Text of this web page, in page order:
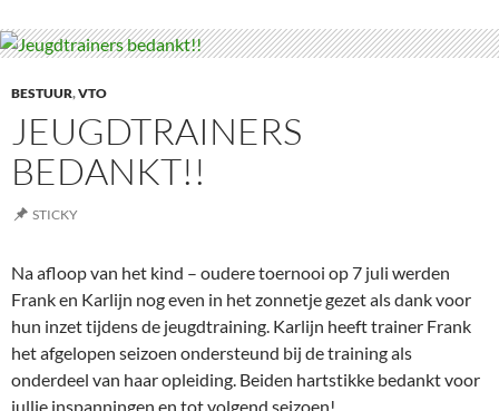
BESTUUR,VTO
JEUGDTRAINERS
BEDANKT!!
STICKY
Na afloop van het kind – oudere toernooi op 7 juli werden
Frank en Karlijn nog even in het zonnetje gezet als dank voor
hun inzet tijdens de jeugdtraining. Karlijn heeft trainer Frank
het afgelopen seizoen ondersteund bij de training als
onderdeel van haar opleiding. Beiden hartstikke bedankt voor
jullie inspanningen en tot volgend seizoen!